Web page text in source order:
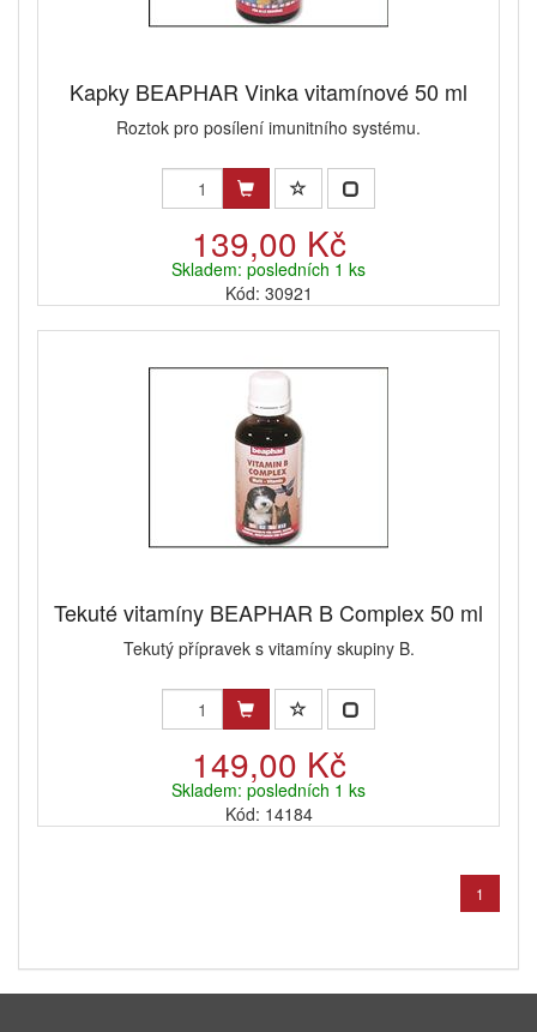
Kapky BEAPHAR Vinka vitamínové 50 ml
Roztok pro posílení imunitního systému.
139,00 Kč
Skladem: posledních 1 ks
Kód: 30921
Tekuté vitamíny BEAPHAR B Complex 50 ml
Tekutý přípravek s vitamíny skupiny B.
149,00 Kč
Skladem: posledních 1 ks
Kód: 14184
1